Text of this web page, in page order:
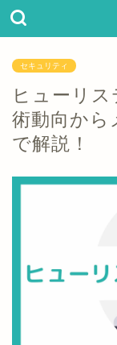
セキュリティ
ヒューリ
術動向から
で解説！